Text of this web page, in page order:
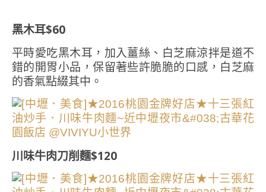
黑木耳$60
平時愛吃黑木耳，加入薑絲、白芝麻涼拌是道不
錯的開胃小品，保留著些許脆脆的口感，白芝麻
的香氣點綴其中。
川味牛肉刀削麵$120